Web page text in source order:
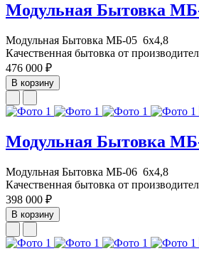
Модульная Бытовка
Модульная Бытовка МБ-05 6х4,8
Качественная бытовка от
476 000 ₽
В корзину
Модульная Бытовка
Модульная Бытовка МБ-06 6х4,8
Качественная бытовка от
398 000 ₽
В корзину